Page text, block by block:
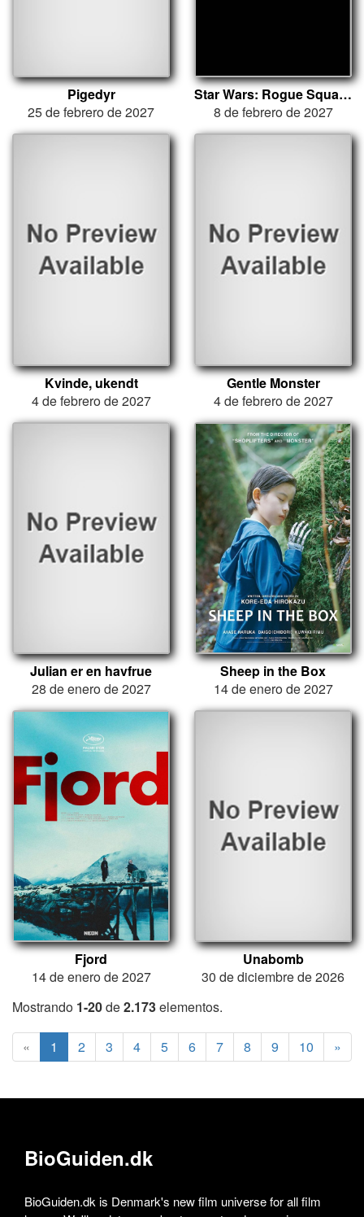
Pigedyr
25 de febrero de 2027
Star Wars: Rogue Squadron
8 de febrero de 2027
Kvinde, ukendt
4 de febrero de 2027
Gentle Monster
4 de febrero de 2027
Julian er en havfrue
28 de enero de 2027
Sheep in the Box
14 de enero de 2027
Fjord
14 de enero de 2027
Unabomb
30 de diciembre de 2026
Mostrando 1-20de2.173elementos.
« 1 2 3 4 5 6 7 8 9 10 »
BioGuiden.dk
BioGuiden.dk is Denmark's new film universe for all film